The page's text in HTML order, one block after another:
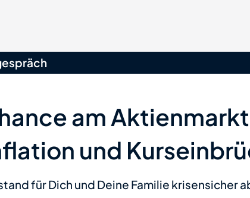
am
und
für Dich und Deine Familie krisensicher